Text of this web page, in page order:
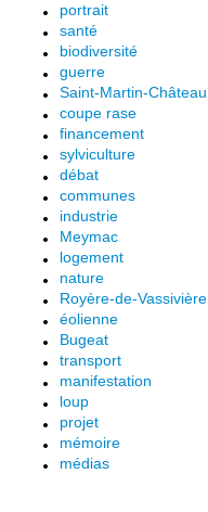
portrait
santé
biodiversité
guerre
Saint-Martin-Château
coupe rase
financement
sylviculture
débat
communes
industrie
Meymac
logement
nature
Royère-de-Vassivière
éolienne
Bugeat
transport
manifestation
loup
projet
mémoire
médias